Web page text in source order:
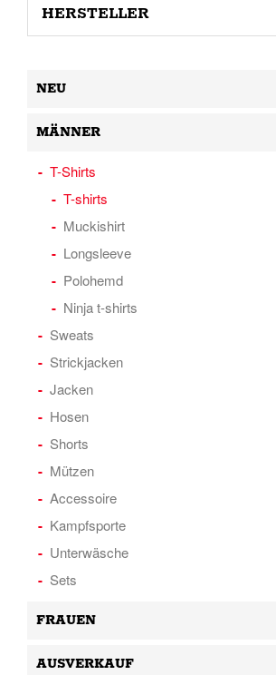
HERSTELLER
NEU
MÄNNER
T-Shirts
T-shirts
Muckishirt
Longsleeve
Polohemd
Ninja t-shirts
Sweats
Strickjacken
Jacken
Hosen
Shorts
Mützen
Accessoire
Kampfsporte
Unterwäsche
Sets
FRAUEN
AUSVERKAUF